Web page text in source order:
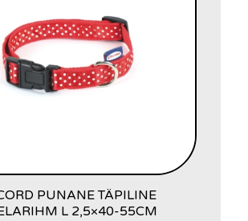
PUNANE TÄPILINE
L 2,5×40-55CM